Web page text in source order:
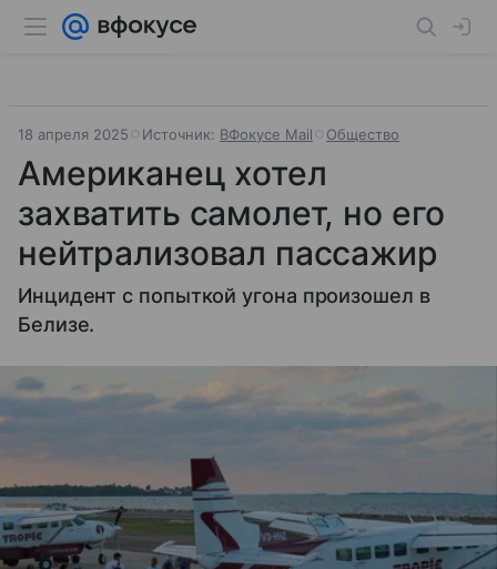
18 апреля 2025 Источник: ВФокусе Mail Общество
Американец хотел
захватить самолет, но его
нейтрализовал пассажир
Инцидент с попыткой угона произошел в
Белизе.